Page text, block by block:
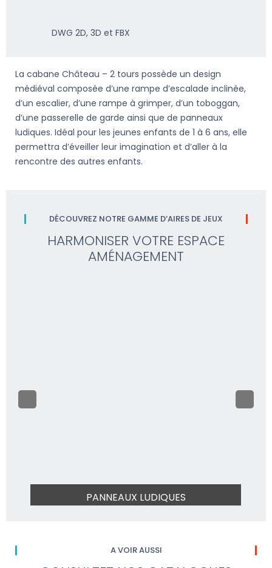
DWG 2D, 3D et FBX
La cabane Château – 2 tours possède un design
médiéval composée d’une rampe d’escalade inclinée,
d’un escalier, d’une rampe à grimper, d’un toboggan,
d’une passerelle de garde ainsi que de panneaux
ludiques. Idéal pour les jeunes enfants de 1 à 6 ans, elle
permettra d’éveiller leur imagination et d’aller à la
rencontre des autres enfants.
DÉCOUVREZ NOTRE GAMME D’AIRES DE JEUX
HARMONISER VOTRE ESPACE
AMÉNAGEMENT
PANNEAUX LUDIQUES
A VOIR AUSSI